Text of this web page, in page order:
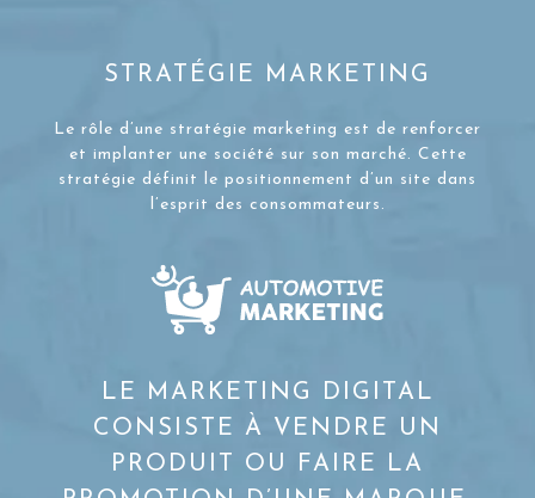
STRATÉGIE MARKETING
Le rôle d’une stratégie marketing est de renforcer
et implanter une société sur son marché. Cette
stratégie définit le positionnement d’un site dans
l’esprit des consommateurs.
LE MARKETING DIGITAL
CONSISTE À VENDRE UN
PRODUIT OU FAIRE LA